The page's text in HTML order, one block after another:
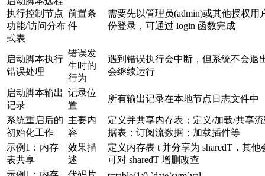
执行控制节点
功能/访问分布
式表
前置条
件
需要先以管理员(admin)或其他授权用
份登录，可通过 login 函数完成
启动脚本执行
错误处理
错误发
生时的
行为
遇到错误执行会中断，但系统不会退
会继续运行
启动脚本输出
记录
记录位
置
所有输出记录在本地节点日志文件中
系统重启后的
初始化工作
主要内
容
定义并共享内存表；定义/加载/共享
据表；订阅流数据；加载插件等
示例1：内存
表共享
效果描
述
定义内存表 t 并分享为 sharedT，其他
可对 sharedT 增删改查